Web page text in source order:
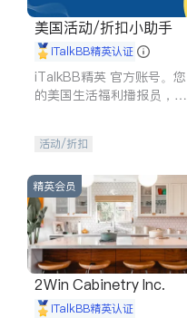
美国活动/折扣小助手
iTalkBB精英认证
iTalkBB精英 官方账号。您
的美国生活福利播报员，精
专属福利。
活动/折扣
精英会员
2Win Cabinetry Inc.
iTalkBB精英认证